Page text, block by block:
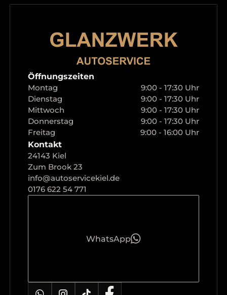
Öffnungszeiten
Montag
9:00 - 17:30 Uhr
Dienstag
9:00 - 17:30 Uhr
Mittwoch
9:00 - 17:30 Uhr
Donnerstag
9:00 - 17:30 Uhr
Freitag
9:00 - 16:00 Uhr
Kontakt
24143 Kiel
Zum Brook 23
info@autoservicekiel.de
0176 622 54 771
WhatsApp